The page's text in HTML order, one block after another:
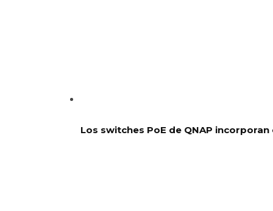
Los switches PoE de QNAP